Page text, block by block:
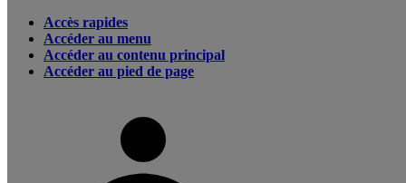
Accès rapides
Accéder au menu
Accéder au contenu principal
Accéder au pied de page